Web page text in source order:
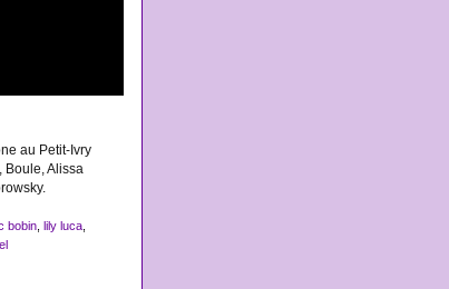
au Petit-Ivry
Boule, Alissa
bobin, lily luca,